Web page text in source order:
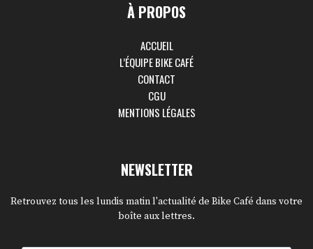
À PROPOS
ACCUEIL
L’ÉQUIPE BIKE CAFÉ
CONTACT
CGU
MENTIONS LÉGALES
NEWSLETTER
Retrouvez tous les lundis matin l'actualité de Bike Café dans votre
boîte aux lettres.